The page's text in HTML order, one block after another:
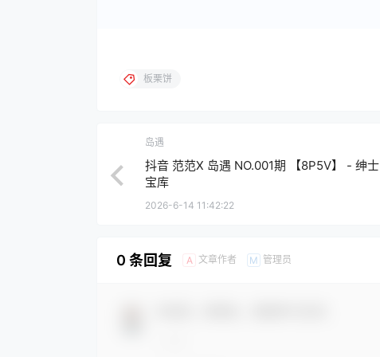
板栗饼
岛遇
抖音 范范X 岛遇 NO.001期 【8P5V】 - 绅士
宝库
2026-6-14 11:42:22
0 条回复 A 文章作者 M 管理员